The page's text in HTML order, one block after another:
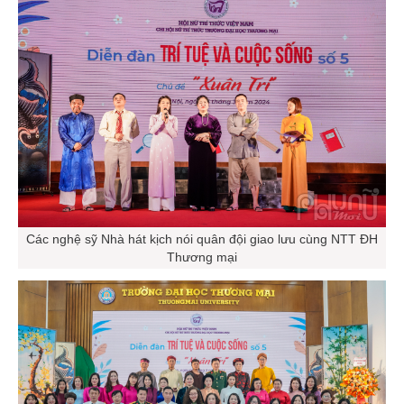
Các nghệ sỹ Nhà hát kịch nói quân đội giao lưu cùng NTT ĐH
Thương mại